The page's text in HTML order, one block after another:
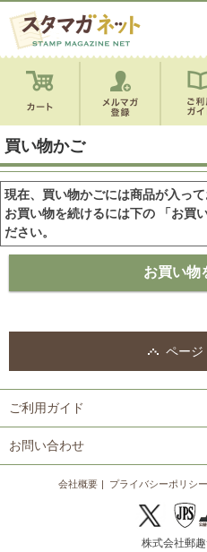
買い物かご
現在、買い物かごには商品が入って
お買い物を続けるには下の 「お買
ださい。
ページ
ご利用ガイド
お問い合わせ
会社概要 プライバシーポリシー
株式会社郵